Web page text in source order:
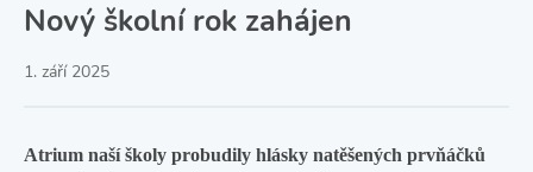
Nový školní rok zahájen
1. září 2025
Atrium naší školy probudily hlásky natěšených prvňáčků